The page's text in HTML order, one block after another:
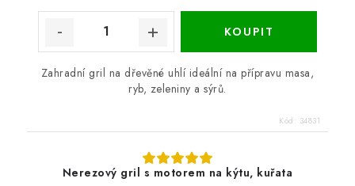
Zahradní gril na dřevěné uhlí ideální na přípravu masa,
ryb, zeleniny a sýrů.
Kód: 34831
Nerezový gril s motorem na kýtu, kuřata